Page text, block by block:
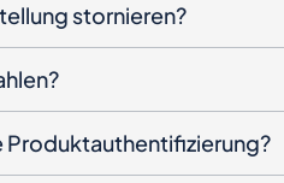
stornieren?